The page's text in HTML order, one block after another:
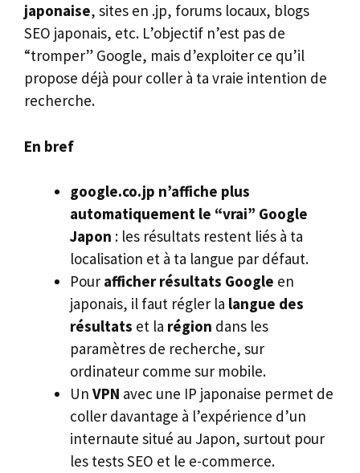
japonaise, sites en .jp, forums locaux, blogs
SEO japonais, etc. L’objectif n’est pas de
“tromper” Google, mais d’exploiter ce qu’il
propose déjà pour coller à ta vraie intention de
recherche.
En bref
google.co.jp n’affiche plus
automatiquement le “vrai” Google
Japon : les résultats restent liés à ta
localisation et à ta langue par défaut.
Pour afficher résultats Google en
japonais, il faut régler la langue des
résultats et la région dans les
paramètres de recherche, sur
ordinateur comme sur mobile.
Un VPN avec une IP japonaise permet de
coller davantage à l’expérience d’un
internaute situé au Japon, surtout pour
les tests SEO et le e-commerce.